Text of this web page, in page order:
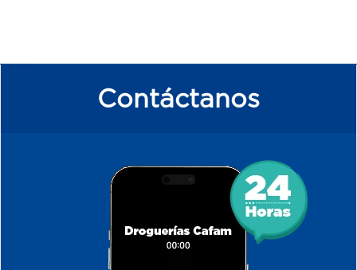
Contáctanos